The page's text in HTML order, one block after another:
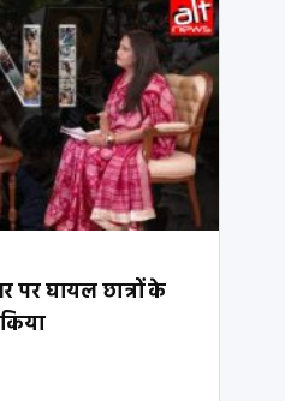
पर घायल छात्रों के